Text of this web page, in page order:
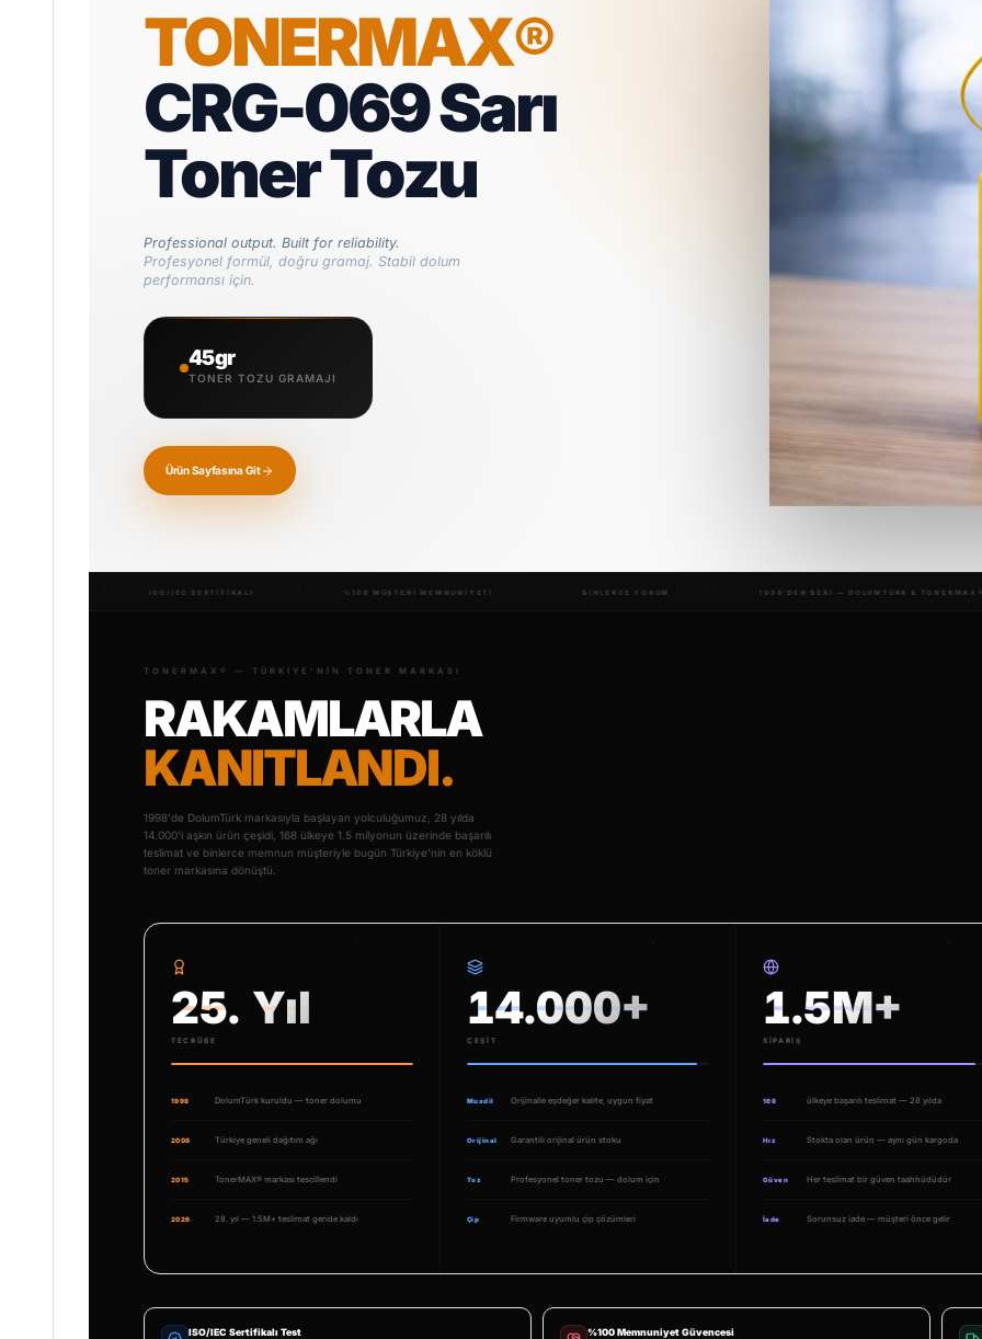
TONERMAX®
CRG-069 Sarı
Toner Tozu
Professional output. Built for reliability.
Profesyonel formül, doğru gramaj. Stabil dolum
performansı için.
45gr
TONER TOZU GRAMAJI
Ürün Sayfasına Git
%100 MÜŞTERİ MEMNUNİYETİ BİNLERCE YORUM 1998'DEN BERİ — DOLUMTÜRK & TONERMAX® 28 YIL
TONERMAX® — TÜRKIYE'NIN TONER MARKASI
RAKAMLARLA
KANITLANDI.
1998'de DolumTürk markasıyla başlayan yolculuğumuz, 28 yılda
14.000'i aşkın ürün çeşidi, 168 ülkeye 1.5 milyonun üzerinde başarılı
teslimat ve binlerce memnun müşteriyle bugün Türkiye'nin en köklü
toner markasına dönüştü.
25. Yıl
TECRÜBE
1998 DolumTürk kuruldu — toner dolumu
2008 Türkiye geneli dağıtım ağı
2015 TonerMAX® markası tescillendi
2026 28. yıl — 1.5M+ teslimat geride kaldı
14.000+
ÇEŞIT
Muadil Orijinalle eşdeğer kalite, uygun fiyat
Orijinal Garantili orijinal ürün stoku
Toz Profesyonel toner tozu — dolum için
Çip Firmware uyumlu çip çözümleri
1.5M+
SIPARIŞ
168 ülkeye başarılı teslimat — 28 yılda
Hız Stokta olan ürün — aynı gün kargoda
Güven Her teslimat bir güven taahhüdüdür
İade Sorunsuz iade — müşteri önce gelir
ISO/IEC Sertifikalı Test %100 Memnuniyet Güvencesi